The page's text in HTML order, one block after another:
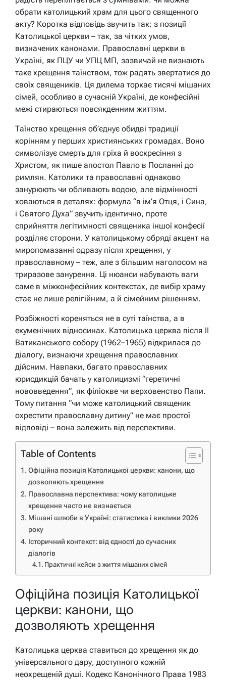
обрати католицький храм для цього священного
акту? Коротка відповідь звучить так: з позиції
Католицької церкви – так, за чітких умов,
визначених канонами. Православні церкви в
Україні, як ПЦУ чи УПЦ МП, зазвичай не визнають
таке хрещення таїнством, тож радять звертатися до
своїх священиків. Ця дилема торкає тисячі мішаних
сімей, особливо в сучасній Україні, де конфесійні
межі стираються повсякденним життям.
Таїнство хрещення об’єднує обидві традиції
корінням у перших християнських громадах. Воно
символізує смерть для гріха й воскресіння з
Христом, як пише апостол Павло в Посланні до
римлян. Католики та православні однаково
занурюють чи обливають водою, але відмінності
ховаються в деталях: формула “в ім’я Отця, і Сина,
і Святого Духа” звучить ідентично, проте
сприйняття легітимності священика іншої конфесії
розділяє сторони. У католицькому обряді акцент на
миропомазанні одразу після хрещення, у
православному – теж, але з більшим наголосом на
триразове занурення. Ці нюанси набувають ваги
саме в міжконфесійних контекстах, де вибір храму
стає не лише релігійним, а й сімейним рішенням.
Розбіжності кореняться не в суті таїнства, а в
екуменічних відносинах. Католицька церква після II
Ватиканського собору (1962–1965) відкрилася до
діалогу, визнаючи хрещення православних
дійсним. Навпаки, багато православних
юрисдикцій бачать у католицизмі “геретичні
нововведення”, як філіокве чи верховенство Папи.
Тому питання “чи може католицький священик
охрестити православну дитину” не має простої
відповіді – вона залежить від перспективи.
Table of Contents
Офіційна позиція Католицької церкви: канони, що
дозволяють хрещення
Православна перспектива: чому католицьке
хрещення часто не визнається
Мішані шлюби в Україні: статистика і виклики 2026
року
Історичний контекст: від єдності до сучасних
діалогів
Практичні кейси з життя мішаних сімей
Офіційна позиція Католицької
церкви: канони, що
дозволяють хрещення
Католицька церква ставиться до хрещення як до
універсального дару, доступного кожній
неохрещеній душі. Кодекс Канонічного Права 1983